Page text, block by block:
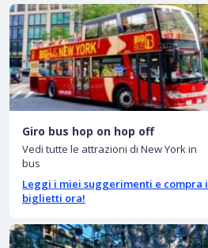
Giro bus hop on hop off
Vedi tutte le attrazioni di New York in
bus
Leggi i miei suggerimenti e compra i
biglietti ora!